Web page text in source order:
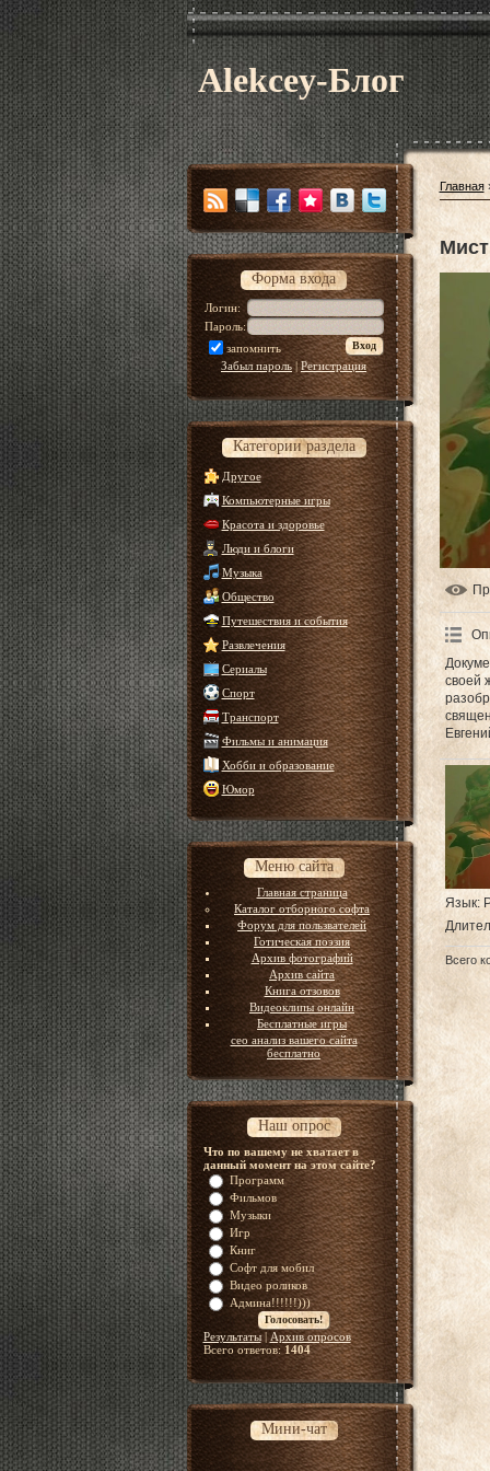
Alekcey-Блог
Форма входа
Логин:
Пароль:
запомнить
Забыл пароль|Регистрация
Категории раздела
Другое
Компьютерные игры
Красота и здоровье
Люди и блоги
Музыка
Общество
Путешествия и события
Развлечения
Сериалы
Спорт
Транспорт
Фильмы и анимация
Хобби и образование
Юмор
Меню сайта
Главная страница
Каталог отборного софта
Форум для пользвателей
Готическая поэзия
Архив фотографий
Архив сайта
Книга отзовов
Видеоклипы онлайн
Бесплатные игры
сео анализ вашего сайта
бесплатно
Наш опрос
Что по вашему не хватает в
данный момент на этом сайте?
Программ
Фильмов
Музыки
Игр
Книг
Софт для мобил
Видео роликов
Админа!!!!!!)))
Результаты|Архив опросов
Всего ответов: 1404
Мини-чат
Главная
своей
Язык:
Всего